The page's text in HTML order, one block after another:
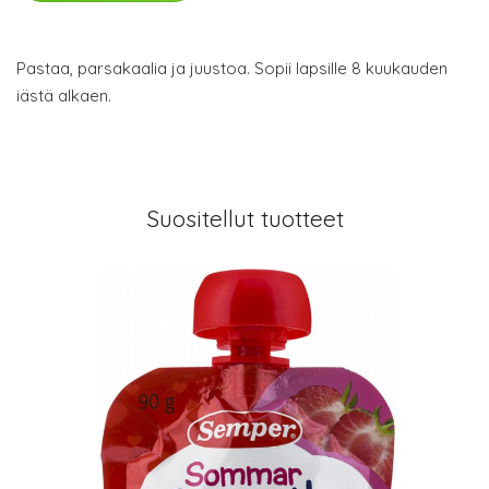
Pastaa, parsakaalia ja juustoa. Sopii lapsille 8 kuukauden
iästä alkaen.
Suositellut tuotteet